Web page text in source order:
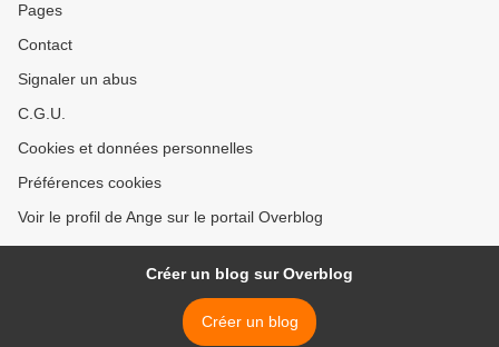
Pages
Contact
Signaler un abus
C.G.U.
Cookies et données personnelles
Préférences cookies
Voir le profil de Ange sur le portail Overblog
Créer un blog sur Overblog
Créer un blog